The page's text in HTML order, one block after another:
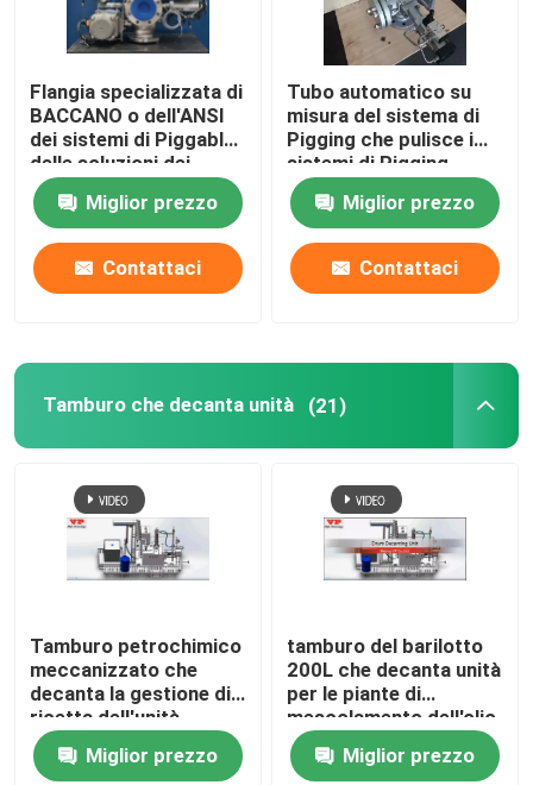
Circa noi
Giro della fabbrica
Controllo di qualità
Contattici
Casi
Sistemi di Pigging della conduttura
Sistema automatizzato di Pigging
Tamburo che decanta unità
Flangia specializzata di
BACCANO o dell'ANSI
dei sistemi di Piggable
delle soluzioni dei
sistemi di Pigging
Miglior prezzo
Contattaci
Tubo automatico su
misura del sistema di
Pigging che pulisce i
sistemi di Pigging
Miglior prezzo
Contattaci
Tamburo che decanta unità (21)
Tamburo petrochimico
meccanizzato che
decanta la gestione di
ricetta dell'unità
Miglior prezzo
tamburo del barilotto
200L che decanta unità
per le piante di
mescolamento dell'olio
lubrificante
Miglior prezzo